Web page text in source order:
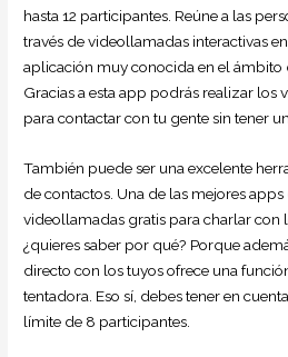
hasta 12 participantes. Reúne a las
través de videollamadas interactivas
aplicación muy conocida en el ámbito
Gracias a esta app podrás realizar los
para contactar con tu gente sin tener
También puede ser una excelente
de contactos. Una de las mejores
videollamadas gratis para charlar con
¿quieres saber por qué? Porque
directo con los tuyos ofrece una
tentadora. Eso sí, debes tener en
límite de 8 participantes.